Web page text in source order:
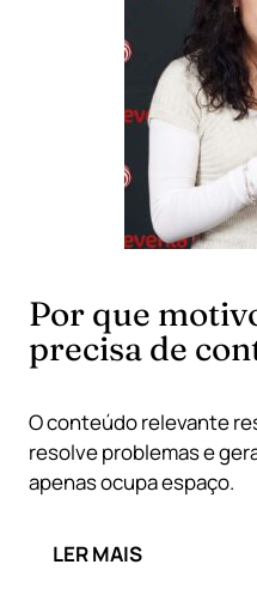
Por que
precisa de
O conteúdo relevante
resolve problemas e
apenas ocupa espaço.
LER MAIS